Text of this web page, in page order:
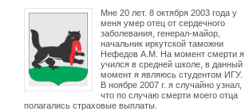
Мне 20 лет. 8 октября 2003 года у
меня умер отец от сердечного
заболевания, генерал-майор,
начальник иркутской таможни
Нефедов А.М. На момент смерти я
учился в средней школе, в данный
момент я являюсь студентом ИГУ.
В ноябре 2007 г. я случайно узнал,
что по случаю смерти моего отца
полагались страховые выплаты.